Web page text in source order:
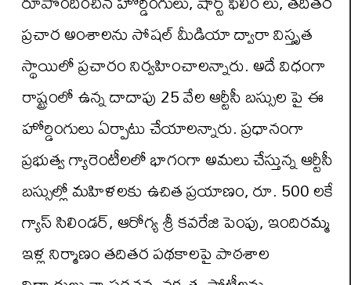
ప్రచార అంశాలను సోషల్ మీడియా ద్వారా విస్తృత
స్థాయిలో ప్రచారం నిర్వహించాలన్నారు. అదే విధంగా
రాష్ట్రంలో ఉన్న దాదాపు 25 వేల ఆర్టీసీ బస్సుల పై ఈ
హోర్డింగులు ఏర్పాటు చేయాలన్నారు. ప్రధానంగా
ప్రభుత్వ గ్యారెంటీలలో భాగంగా అమలు చేస్తున్న ఆర్టీసీ
బస్సుల్లో మహిళలకు ఉచిత ప్రయాణం, రూ. 500 లకే
గ్యాస్ సిలిండర్, ఆరోగ్య శ్రీ కవరేజి పెంపు, ఇందిరమ్మ
ఇళ్ల నిర్మాణం తదితర పథకాలపై పాఠశాల